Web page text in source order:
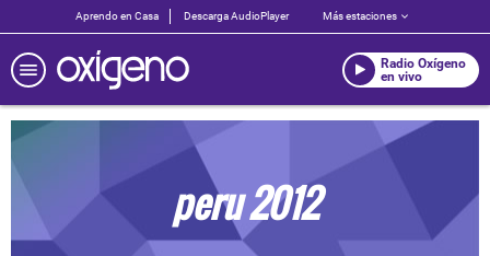
Aprendo en Casa Descarga AudioPlayer Más estaciones
Radio Oxígeno
en vivo
peru 2012